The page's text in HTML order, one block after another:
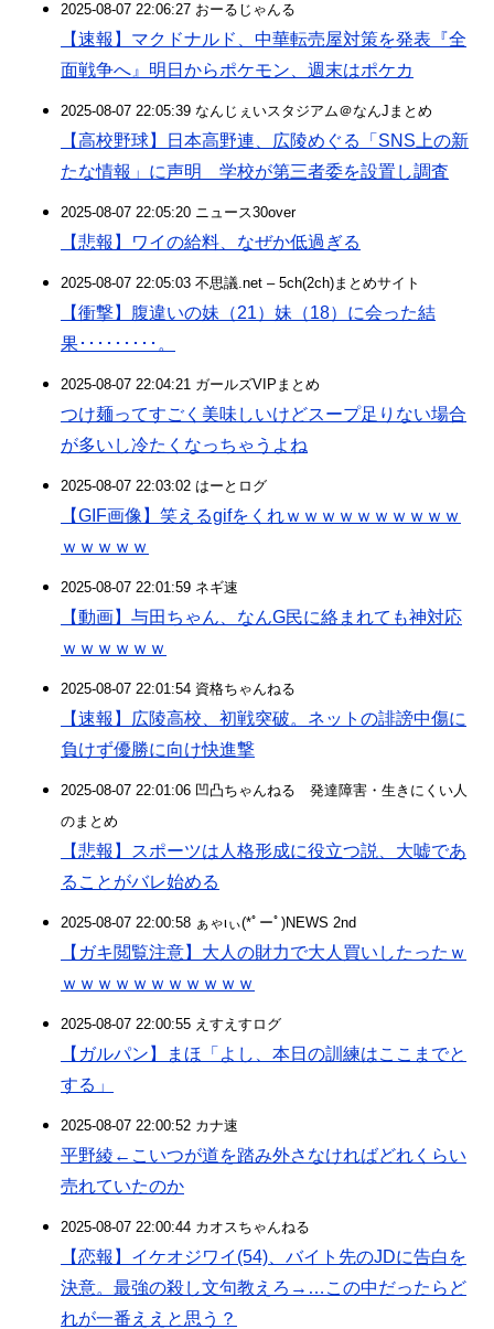
2025-08-07 22:06:27 おーるじゃんる
【速報】マクドナルド、中華転売屋対策を発表『全
面戦争へ』明日からポケモン、週末はポケカ
2025-08-07 22:05:39 なんじぇいスタジアム＠なんJまとめ
【高校野球】日本高野連、広陵めぐる「SNS上の新
たな情報」に声明 学校が第三者委を設置し調査
2025-08-07 22:05:20 ニュース30over
【悲報】ワイの給料、なぜか低過ぎる
2025-08-07 22:05:03 不思議.net – 5ch(2ch)まとめサイト
【衝撃】腹違いの妹（21）妹（18）に会った結
果･････････。
2025-08-07 22:04:21 ガールズVIPまとめ
つけ麺ってすごく美味しいけどスープ足りない場合
が多いし冷たくなっちゃうよね
2025-08-07 22:03:02 はーとログ
【GIF画像】笑えるgifをくれｗｗｗｗｗｗｗｗｗｗ
ｗｗｗｗｗ
2025-08-07 22:01:59 ネギ速
【動画】与田ちゃん、なんG民に絡まれても神対応
ｗｗｗｗｗｗ
2025-08-07 22:01:54 資格ちゃんねる
【速報】広陵高校、初戦突破。ネットの誹謗中傷に
負けず優勝に向け快進撃
2025-08-07 22:01:06 凹凸ちゃんねる 発達障害・生きにくい人
のまとめ
【悲報】スポーツは人格形成に役立つ説、大嘘であ
ることがバレ始める
2025-08-07 22:00:58 ぁゃιぃ(*ﾟーﾟ)NEWS 2nd
【ガキ閲覧注意】大人の財力で大人買いしたったｗ
ｗｗｗｗｗｗｗｗｗｗｗ
2025-08-07 22:00:55 えすえすログ
【ガルパン】まほ「よし、本日の訓練はここまでと
する」
2025-08-07 22:00:52 カナ速
平野綾←こいつが道を踏み外さなければどれくらい
売れていたのか
2025-08-07 22:00:44 カオスちゃんねる
【恋報】イケオジワイ(54)、バイト先のJDに告白を
決意。最強の殺し文句教えろ→…この中だったらど
れが一番ええと思う？